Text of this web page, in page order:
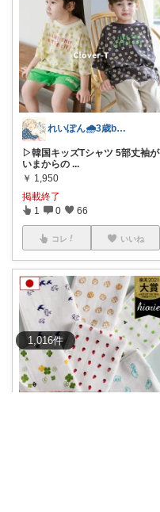
1,016件
れいぽん🌧️3歳boyママ
▷韓国キッズTシャツ 5部丈袖が
いまからの ...
￥ 1,950
掲載終了
1 0 66
コレ いいね